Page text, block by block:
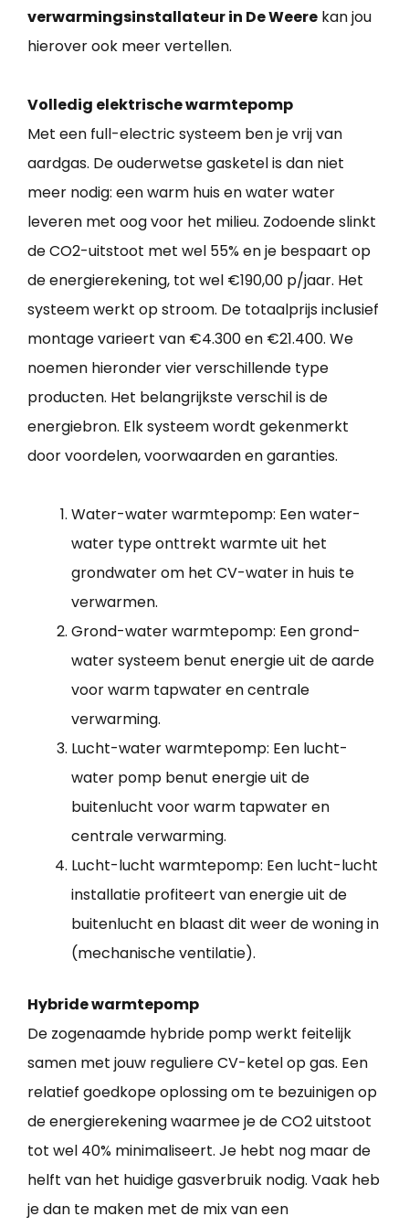
verwarmingsinstallateur in De Weere kan jou
hierover ook meer vertellen.
Volledig elektrische warmtepomp
Met een full-electric systeem ben je vrij van
aardgas. De ouderwetse gasketel is dan niet
meer nodig: een warm huis en water water
leveren met oog voor het milieu. Zodoende slinkt
de CO2-uitstoot met wel 55% en je bespaart op
de energierekening, tot wel €190,00 p/jaar. Het
systeem werkt op stroom. De totaalprijs inclusief
montage varieert van €4.300 en €21.400. We
noemen hieronder vier verschillende type
producten. Het belangrijkste verschil is de
energiebron. Elk systeem wordt gekenmerkt
door voordelen, voorwaarden en garanties.
Water-water warmtepomp: Een water-
water type onttrekt warmte uit het
grondwater om het CV-water in huis te
verwarmen.
Grond-water warmtepomp: Een grond-
water systeem benut energie uit de aarde
voor warm tapwater en centrale
verwarming.
Lucht-water warmtepomp: Een lucht-
water pomp benut energie uit de
buitenlucht voor warm tapwater en
centrale verwarming.
Lucht-lucht warmtepomp: Een lucht-lucht
installatie profiteert van energie uit de
buitenlucht en blaast dit weer de woning in
(mechanische ventilatie).
Hybride warmtepomp
De zogenaamde hybride pomp werkt feitelijk
samen met jouw reguliere CV-ketel op gas. Een
relatief goedkope oplossing om te bezuinigen op
de energierekening waarmee je de CO2 uitstoot
tot wel 40% minimaliseert. Je hebt nog maar de
helft van het huidige gasverbruik nodig. Vaak heb
je dan te maken met de mix van een